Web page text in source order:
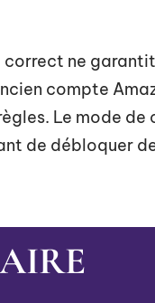
ne
compte
Le mode
de débloquer